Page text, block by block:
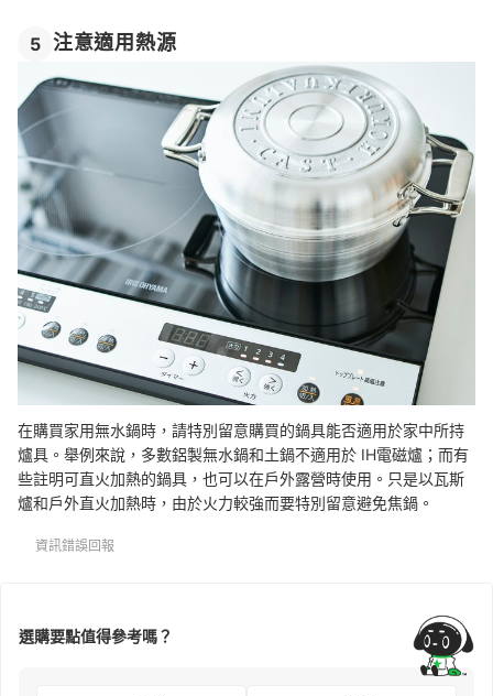
5 注意適用熱源
在購買家用無水鍋時，請特別留意購買的鍋具能否適用於家中所持
爐具。舉例來說，多數鋁製無水鍋和土鍋不適用於 IH電磁爐；而有
些註明可直火加熱的鍋具，也可以在戶外露營時使用。只是以瓦斯
爐和戶外直火加熱時，由於火力較強而要特別留意避免焦鍋。
資訊錯誤回報
選購要點值得參考嗎？